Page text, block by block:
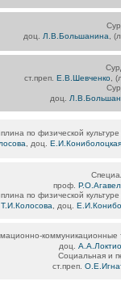
доц. Л.В.Большанина ,
ст.преп. Е.В.Шевченко ,
доц.
по физической
, доц. Е.И.Кониболоцкая
проф.
по физической
Т.И.Колосова , доц.
коммуникационные
доц.
Социальная и
ст.преп.